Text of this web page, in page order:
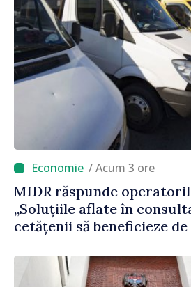
/ Acum 3 ore
MIDR răspunde
„Soluțiile aflate în
cetățenii să beneficieze